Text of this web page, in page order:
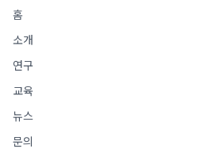
홈
소개
연구
교육
뉴스
문의